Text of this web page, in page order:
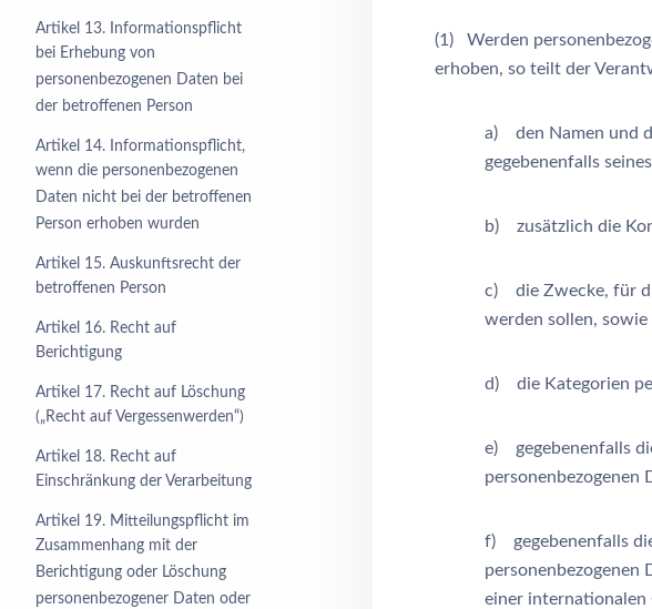
Artikel 13. Informationspflicht
bei Erhebung von
personenbezogenen Daten bei
der betroffenen Person
Artikel 14. Informationspflicht,
wenn die personenbezogenen
Daten nicht bei der betroffenen
Person erhoben wurden
Artikel 15. Auskunftsrecht der
betroffenen Person
Artikel 16. Recht auf
Berichtigung
Artikel 17. Recht auf Löschung
(„Recht auf Vergessenwerden“)
Artikel 18. Recht auf
Einschränkung der Verarbeitung
Artikel 19. Mitteilungspflicht im
Zusammenhang mit der
Berichtigung oder Löschung
personenbezogener Daten oder
(1) Werden
erhoben, so teilt der
a) den Namen und
gegebenenfalls seines
b) zusätzlich die
c) die Zwecke, für
werden sollen,
d) die Kategorien
e) gegebenenfalls
personenbezogenen
f) gegebenenfalls
personenbezogenen
einer internationalen